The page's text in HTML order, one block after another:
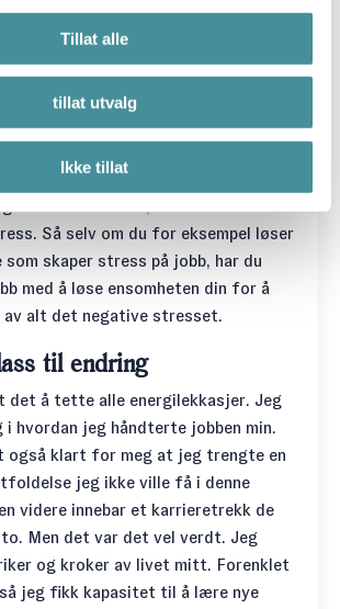
Tillat alle
tillat utvalg
Ikke tillat
du dårligere i kampen mot
du samtidig er ensom på grunn av
din. Ifølge en artikkel publisert på
med tittelenSlik påvirker ensomhet
kjemiske
stress. Det skilles ut de samme
Så selv om du for eksempel løser
som skaper stress på jobb, har du
med å løse ensomheten din for å
av alt det negative stresset.
til endring
det å tette alle energilekkasjer. Jeg
hvordan jeg håndterte jobben min.
også klart for meg at jeg trengte en
jeg ikke ville få i denne
videre innebar et karrieretrekk de
Men det var det vel verdt. Jeg
og kroker av livet mitt. Forenklet
jeg fikk kapasitet til å lære nye